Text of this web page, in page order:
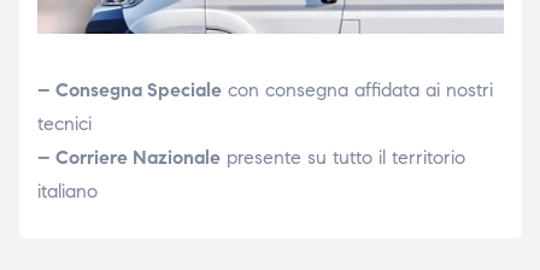
– Consegna Specialecon consegna affidata ai nostri
tecnici
– Corriere Nazionalepresente su tutto il territorio
italiano